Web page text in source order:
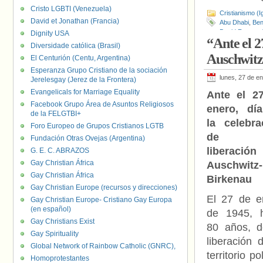
Cristianismo
Abu Dhabi
David Rosen
étnica,
Spitzer, Tony
“Ante el
lunes, 27 de
Ante el
enero,
la
de
Auschwitz-
Birkenau
El 27 de
de 1945,
80 años,
liberación
territorio
Cristo LGBTI (Venezuela)
David et Jonathan (Francia)
Dignity USA
Diversidade católica (Brasil)
El Centurión (Centu, Argentina)
Esperanza Grupo Cristiano de la sociación
Jerelesgay (Jerez de la Frontera)
Evangelicals for Marriage Equality
Facebook Grupo Área de Asuntos Religiosos
de la FELGTBI+
Foro Europeo de Grupos Cristianos LGTB
Fundación Otras Ovejas (Argentina)
G. E. C. ABRAZOS
Gay Christian África
Gay Christian África
Gay Christian Europe (recursos y direcciones)
Gay Christian Europe- Cristiano Gay Europa
(en español)
Gay Christians Exist
Gay Spirituality
Global Network of Rainbow Catholic (GNRC),
Homoprotestantes